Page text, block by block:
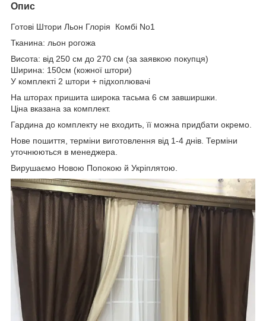
Опис
Готові Штори Льон Глорія Комбі No1
Тканина: льон рогожа
Висота: від 250 см до 270 см (за заявкою покупця)
Ширина: 150см (кожної штори)
У комплекті 2 штори + підхоплювачі
На шторах пришита широка тасьма 6 см завширшки.
Ціна вказана за комплект.
Гардина до комплекту не входить, її можна придбати окремо.
Нове пошиття, терміни виготовлення від 1-4 днів. Терміни
уточнюються в менеджера.
Вирушаємо Новою Попокою й Укріплятою.